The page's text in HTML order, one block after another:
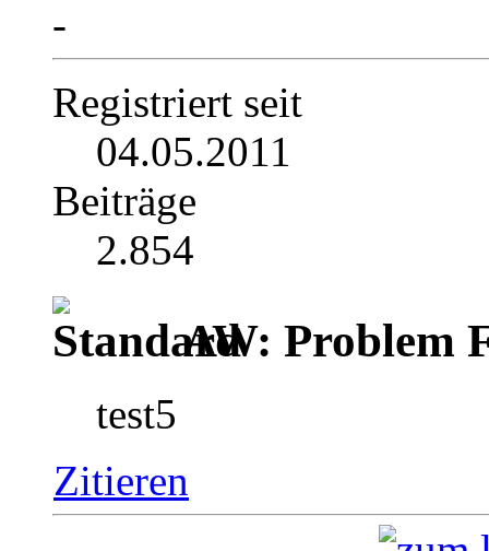
-
Registriert seit
04.05.2011
Beiträge
2.854
AW: Problem
test5
Zitieren